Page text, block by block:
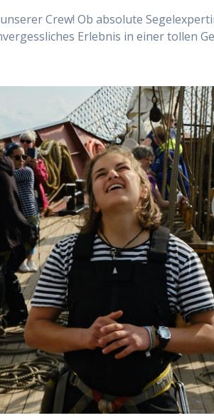
Crew! Ob absolute
Erlebnis in einer tollen